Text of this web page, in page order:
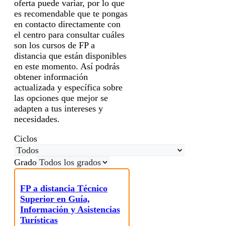
oferta puede variar, por lo que
es recomendable que te pongas
en contacto directamente con
el centro para consultar cuáles
son los cursos de FP a
distancia que están disponibles
en este momento. Así podrás
obtener información
actualizada y específica sobre
las opciones que mejor se
adapten a tus intereses y
necesidades.
Ciclos
Grado
FP a distancia Técnico
Superior en Guía,
Información y Asistencias
Turísticas